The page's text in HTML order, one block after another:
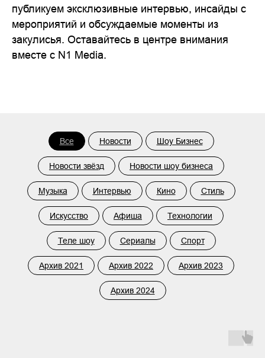
публикуем эксклюзивные интервью, инсайды с
мероприятий и обсуждаемые моменты из
закулисья. Оставайтесь в центре внимания
вместе с N1 Media.
Все Новости Шоу Бизнес
Новости звёзд Новости шоу бизнеса
Музыка Интервью Кино Стиль
Искусство Афиша Технологии
Теле шоу Сериалы Спорт
Архив 2021 Архив 2022 Архив 2023
Архив 2024